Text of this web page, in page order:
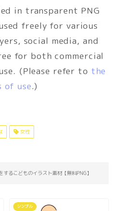
in transparent PNG
freely for various
social media, and
for both commercial
(Please refer to the
of use.)
女性
するこどものイラスト素材【無料PNG】
シンプル